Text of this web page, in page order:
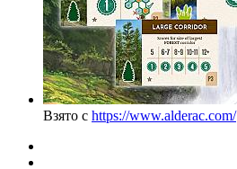
Взято с https://www.alderac.com/